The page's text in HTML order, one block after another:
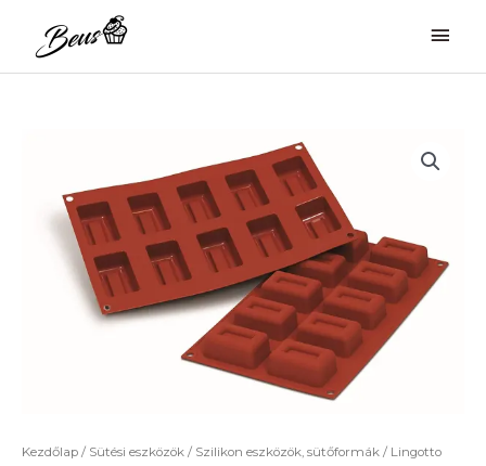
content
Kezdőlap / Sütési eszközök / Szilikon eszközök, sütőformák / Lingotto
sütőforma
mennyiség